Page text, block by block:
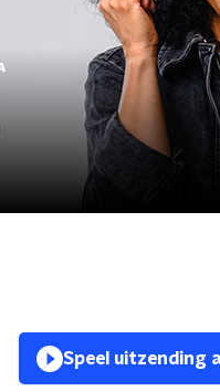
Speel uitzending